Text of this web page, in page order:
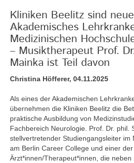
Kliniken Beelitz sind
Akademisches
Medizinischen
– Musiktherapeut Prof.
Mainka ist Teil davon
Christina Höfferer, 04.11.2025
Als eines der Akademischen
übernehmen die Kliniken Beelitz die
praktische Ausbildung von
Fachbereich Neurologie. Prof. Dr. phil.
stellvertretender Studiengangsleiter im
am Berlin Career College und einer der
Ärzt*innen/Therapeut*innen, die neben